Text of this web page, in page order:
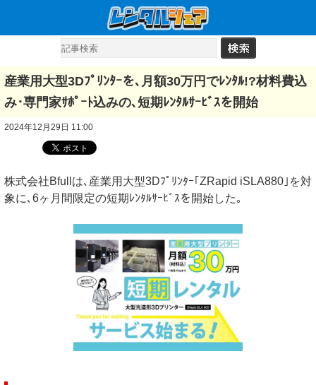
産業用大型3Dﾌﾟﾘﾝﾀｰを､月額30万円でﾚﾝﾀﾙ!?材料費込
み･専門家ｻﾎﾟｰﾄ込みの､短期ﾚﾝﾀﾙｻｰﾋﾞｽを開始
2024年12月29日 11:00
株式会社Bfullは､産業用大型3Dﾌﾟﾘﾝﾀｰ｢ZRapid iSLA880｣を対
象に､6ヶ月間限定の短期ﾚﾝﾀﾙｻｰﾋﾞｽを開始した｡